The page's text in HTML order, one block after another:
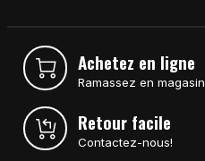
Achetez en ligne
Ramassez en magasin
Retour facile
Contactez-nous!